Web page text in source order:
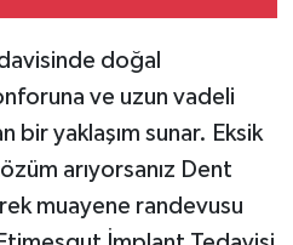
doğal
ve uzun vadeli
bir yaklaşım sunar. Eksik
arıyorsanız Dent
muayene randevusu